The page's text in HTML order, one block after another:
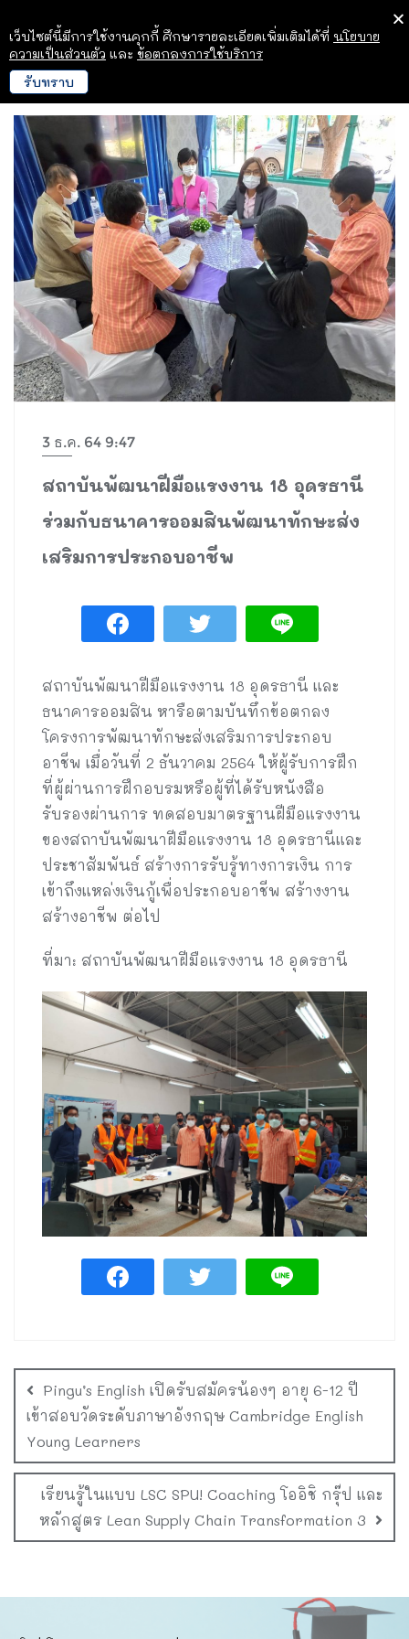
3 ธ.ค. 64 9:47
สถาบันพัฒนาฝีมือแรงงาน 18 อุดรธานี
ร่วมกับธนาคารออมสินพัฒนาทักษะส่ง
เสริมการประกอบอาชีพ
สถาบันพัฒนาฝีมือแรงงาน 18 อุดรธานี และ
ธนาคารออมสิน หารือตามบันทึกข้อตกลง
โครงการพัฒนาทักษะส่งเสริมการประกอบ
อาชีพ เมื่อวันที่ 2 ธันวาคม 2564 ให้ผู้รับการฝึก
ที่ผู้ผ่านการฝึกอบรมหรือผู้ที่ได้รับหนังสือ
รับรองผ่านการ ทดสอบมาตรฐานฝีมือแรงงาน
ของสถาบันพัฒนาฝีมือแรงงาน 18 อุดรธานีและ
ประชาสัมพันธ์ สร้างการรับรู้ทางการเงิน การ
เข้าถึงแหล่งเงินกู้เพื่อประกอบอาชีพ สร้างงาน
สร้างอาชีพ ต่อไป
ที่มา: สถาบันพัฒนาฝีมือแรงงาน 18 อุดรธานี
Pingu’s English เปิดรับสมัครน้องๆ อายุ 6-12 ปี
เข้าสอบวัดระดับภาษาอังกฤษ Cambridge English
Young Learners
เรียนรู้ในแบบ LSC SPU! Coaching โออิชิ กรุ๊ป และ
หลักสูตร Lean Supply Chain Transformation 3
เว็บไซต์นี้มีการใช้งานคุกกี้ ศึกษารายละเอียดเพิ่มเติมได้ที่ นโยบาย
ความเป็นส่วนตัว และ ข้อตกลงการใช้บริการ
รับทราบ